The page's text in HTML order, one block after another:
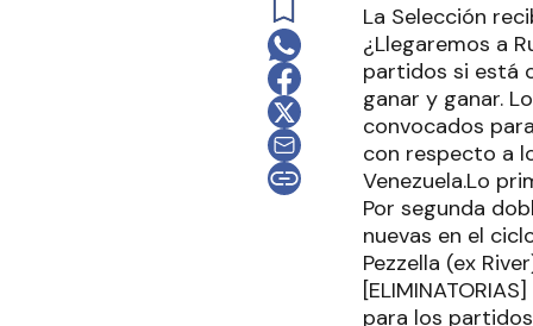
La Selección
¿Llegaremos a
partidos si está
ganar y ganar.
convocados
con respecto a
Venezuela.Lo
Por segunda
nuevas en el
Pezzella (ex
para los